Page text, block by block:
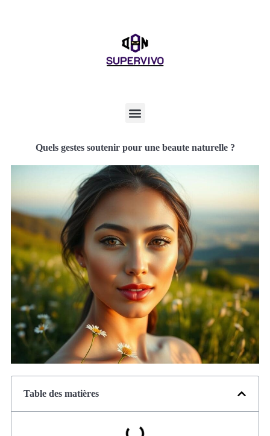
Quels gestes soutenir pour une beaute naturelle ?
Table des matières